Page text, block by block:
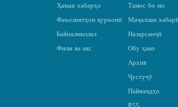
Ҳамаи хабарҳо
Фаъолиятҳои қуръонӣ
Байналмиллал
Филм ва акс
Тамос бо мо
Маҷаллаи
Назарсанҷӣ
Обу ҳаво
Архив
Ҷустуҷӯ
Пайвандҳо
RSS